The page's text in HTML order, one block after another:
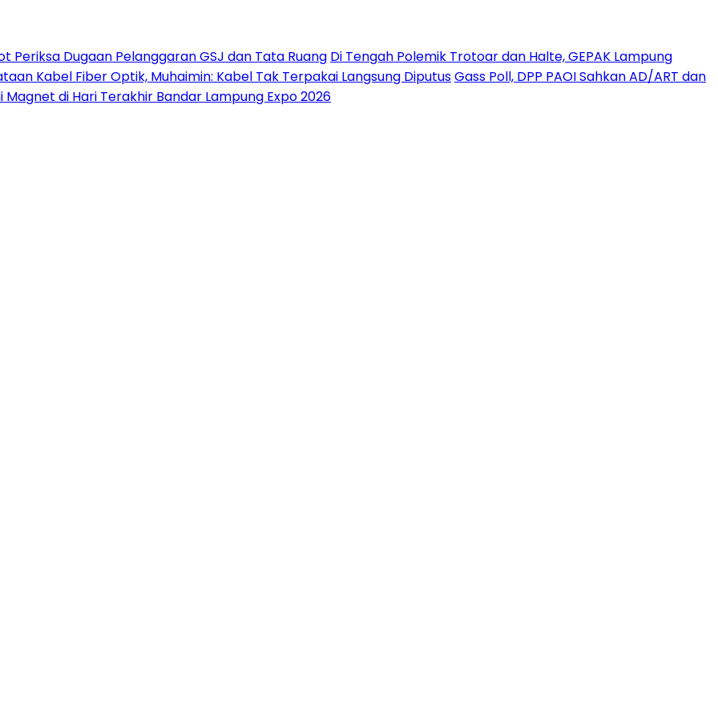
Periksa Dugaan Pelanggaran GSJ dan Tata Ruang Di Tengah Polemik Trotoar dan Halte, GEPAK Lampung
Kabel Fiber Optik, Muhaimin: Kabel Tak Terpakai Langsung DiputusGass Poll, DPP PAOI Sahkan AD/ART dan
Magnet di Hari Terakhir Bandar Lampung Expo 2026